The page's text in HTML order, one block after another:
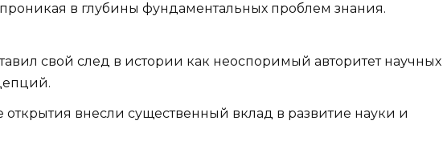
в глубины фундаментальных проблем знания.
свой след в истории как неоспоримый авторитет научных
открытия внесли существенный вклад в развитие науки и